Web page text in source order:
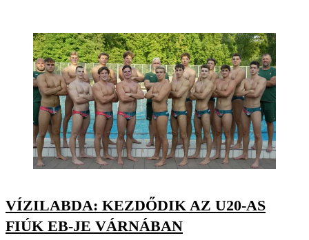
VÍZILABDA: KEZDŐDIK AZ U20-AS
FIÚK EB-JE VÁRNÁBAN